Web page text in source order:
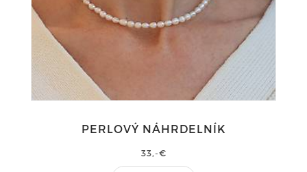
PERLOVÝ NÁHRDELNÍK
33,-€